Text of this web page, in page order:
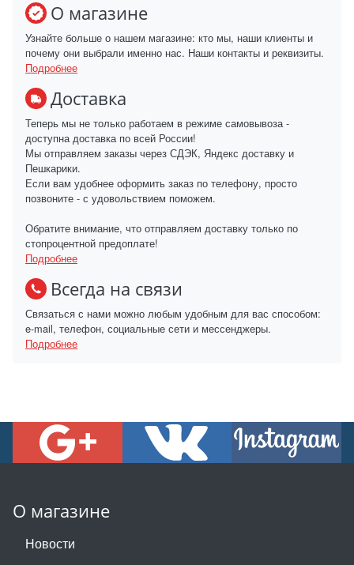
О магазине
Узнайте больше о нашем магазине: кто мы, наши клиенты и
почему они выбрали именно нас. Наши контакты и реквизиты.
Подробнее
Доставка
Теперь мы не только работаем в режиме самовывоза -
доступна доставка по всей России!
Мы отправляем заказы через СДЭК, Яндекс доставку и
Пешкарики.
Если вам удобнее оформить заказ по телефону, просто
позвоните - с удовольствием поможем.
Обратите внимание, что отправляем доставку только по
стопроцентной предоплате!
Подробнее
Всегда на связи
Связаться с нами можно любым удобным для вас способом:
e-mail, телефон, социальные сети и мессенджеры.
Подробнее
О магазине
Новости